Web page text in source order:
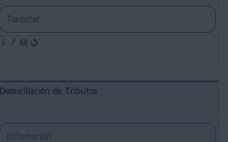
Tramitar
Domiciliación de Tributos
Información